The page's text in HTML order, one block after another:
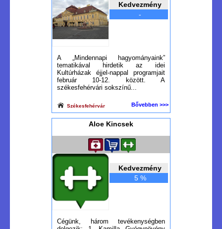
Kedvezmény
-
A „Mindennapi hagyományaink”
tematikával hirdetik az idei
Kultúrházak éjjel-nappal programjait
február 10-12. között. A
székesfehérvári sokszínű...
Székesfehérvár Bővebben >>>
Aloe Kincsek
Kedvezmény
5 %
Cégünk, három tevékenységben